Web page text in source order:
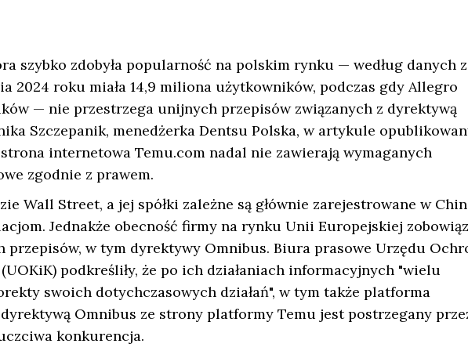
szybko zdobyła popularność na polskim rynku — według danych z
2024 roku miała 14,9 miliona użytkowników, podczas gdy Allegro
— nie przestrzega unijnych przepisów związanych z dyrektywą
Szczepanik, menedżerka Dentsu Polska, w artykule
internetowa Temu.com nadal nie zawierają wymaganych
zgodnie z prawem.
Wall Street, a jej spółki zależne są głównie zarejestrowane w
Jednakże obecność firmy na rynku Unii Europejskiej
przepisów, w tym dyrektywy Omnibus. Biura prasowe Urzędu
podkreśliły, że po ich działaniach informacyjnych "wielu
swoich dotychczasowych działań", w tym także platforma
Omnibus ze strony platformy Temu jest postrzegany
konkurencja.